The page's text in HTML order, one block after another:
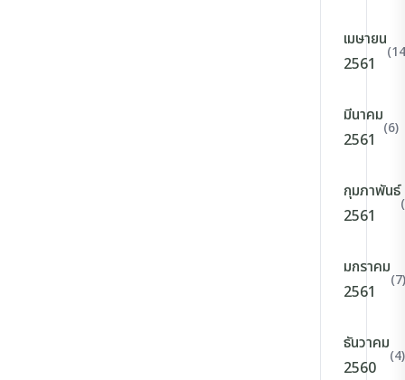
เมษายน
2561
มีนาคม
2561
(6)
กุมภาพันธ์
2561
มกราคม
2561
(7)
ธันวาคม
2560
(4)